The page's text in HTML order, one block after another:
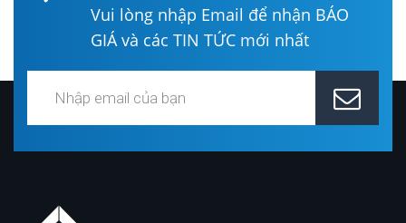
Vui lòng nhập Email để nhận BÁO
GIÁ và các TIN TỨC mới nhất